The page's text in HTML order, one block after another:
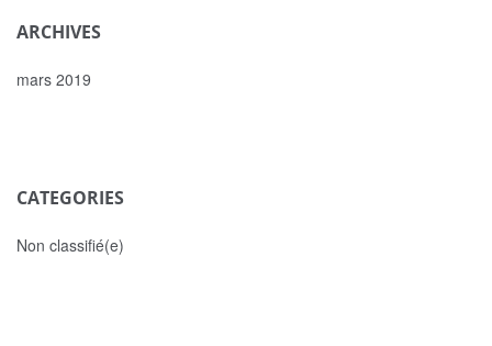
ARCHIVES
mars 2019
CATEGORIES
Non classifié(e)